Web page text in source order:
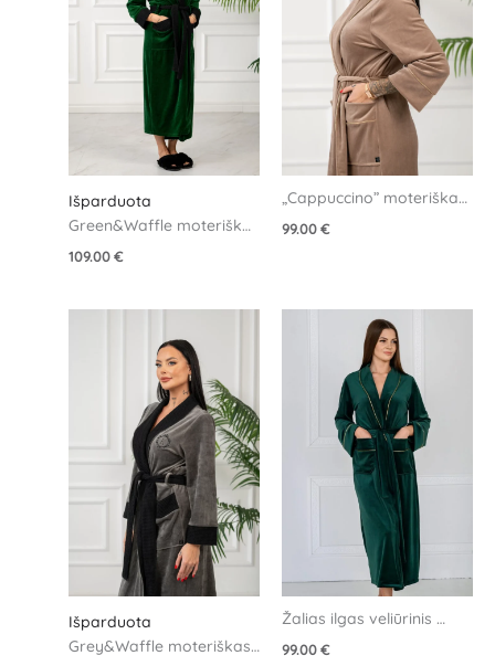
Išparduota
Green&Waffle moteriškas
109.00€
„Cappuccino” moteriškas
99.00€
Išparduota
Grey&Waffle moteriškas
Žalias ilgas veliūrinis
99.00€